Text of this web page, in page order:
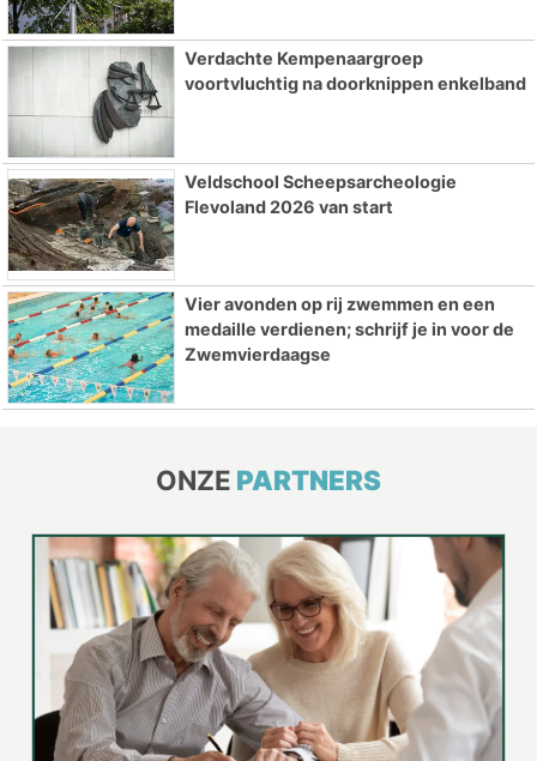
Verdachte Kempenaargroep
voortvluchtig na doorknippen enkelband
Veldschool Scheepsarcheologie
Flevoland 2026 van start
Vier avonden op rij zwemmen en een
medaille verdienen; schrijf je in voor de
Zwemvierdaagse
ONZE PARTNERS